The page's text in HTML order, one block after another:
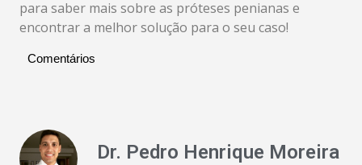
para saber mais sobre as próteses penianas e
encontrar a melhor solução para o seu caso!
Comentários
Dr. Pedro Henrique Moreira